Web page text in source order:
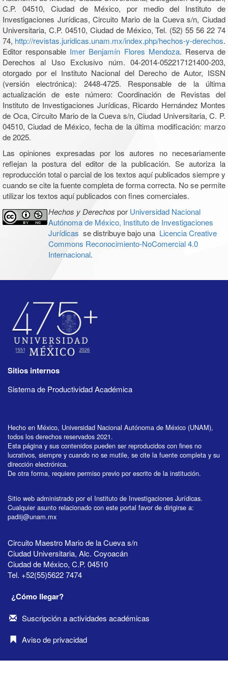
C.P. 04510, Ciudad de México, por medio del Instituto de
Investigaciones Jurídicas, Circuito Mario de la Cueva s/n, Ciudad
Universitaria, C.P. 04510, Ciudad de México, Tel. (52) 55 56 22 74
74, http://revistas.juridicas.unam.mx/index.php/hechos-y-derechos.
Editor responsable Imer Benjamín Flores Mendoza. Reserva de
Derechos al Uso Exclusivo núm. 04-2014-052217121400-203,
otorgado por el Instituto Nacional del Derecho de Autor, ISSN
(versión electrónica): 2448-4725. Responsable de la última
actualización de este número: Coordinación de Revistas del
Instituto de Investigaciones Jurídicas, Ricardo Hernández Montes
de Oca, Circuito Mario de la Cueva s/n, Ciudad Universitaria, C. P.
04510, Ciudad de México, fecha de la última modificación: marzo
de 2025.
Las opiniones expresadas por los autores no necesariamente
reflejan la postura del editor de la publicación. Se autoriza la
reproducción total o parcial de los textos aquí publicados siempre y
cuando se cite la fuente completa de forma correcta. No se permite
utilizar los textos aquí publicados con fines comerciales.
Hechos y Derechos por Universidad Nacional
Autónoma de México, Instituto de Investigaciones
Jurídicas se distribuye bajo una Licencia Creative
Commons Reconocimiento-NoComercial 4.0
Internacional.
Sitios internos
Sistema de Productividad Académica
Hecho en México, Universidad Nacional Autónoma de México (UNAM),
todos los derechos reservados 2021.
Esta página y sus contenidos pueden ser reproducidos con fines no
lucrativos, siempre y cuando no se mutile, se cite la fuente completa y su
dirección electrónica.
De otra forma, requiere permiso previo por escrito de la institución.
Sitio web administrado por el Instituto de Investigaciones Jurídicas.
Cualquier asunto relacionado con este portal favor de dirigirse a:
padiij@unam.mx
Circuito Maestro Mario de la Cueva s/n
Ciudad Universitaria, Alc. Coyoacán
Ciudad de México, C.P. 04510
Tel. +52(55)5622 7474
¿Cómo llegar?
Suscripción a actividades académicas
Aviso de privacidad